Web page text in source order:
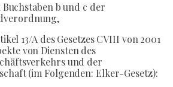
Buchstaben b und c der
13/A des Gesetzes CVIII von 2001
von Diensten des
und der
(im Folgenden: Elker-Gesetz):